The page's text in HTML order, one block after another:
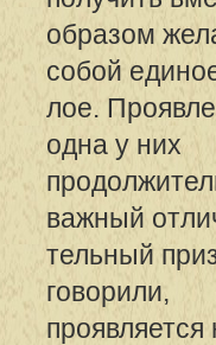
образом
собой
лое.
одна у них
важный
тельный
говорили,